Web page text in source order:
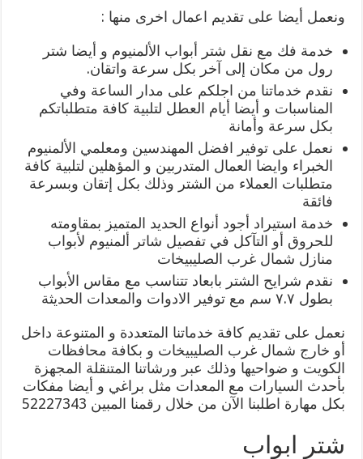
ونعمل أيضا على تقديم اعمال اخرى منها :
خدمة فك مع نقل شتر أبواب الألمنيوم و أيضا شتر
رول من مكان إلى آخر بكل سرعة واتقان.
نقدم خدماتنا من اجلكم على مدار الساعة وفي
المناسبات و أيضا أيام العطل لتلبية كافة متطلباتكم
بكل سرعة وأمانة
نعمل على توفير افضل المهندسين ومعلمي الألمنيوم
الخبراء وايضا العمال المتدربين و المؤهلين لتلبية كافة
متطلبات العملاء من الشتر وذلك بكل إتقان وبسرعة
فائقة
خدمة استيراد أجود أنواع الحديد المتميز بمقاومته
للحروق أو التآكل في تفصيل شاتر ألمنيوم لأبواب
منازل شمال غرب الصليبيخات
نقدم شرايح الشتر بابعاد تتناسب مع مقاس الأبواب
بطول ٧.٧ سم مع توفير الادوات والمعدات الحديثة
نعمل على تقديم كافة خدماتنا المتعددة و المتنوعة داخل
أو خارج شمال غرب الصليبيخات و بكافة محافظات
الكويت و ضواحيها وذلك عبر ورشاتنا المتنقلة المجهزة
بأحدث السيارات مع المعدات مثل براغي و أيضا مفكات
بكل مهارة اطلبنا الآن من خلال رقمنا المبين 52227343
شتر ابواب